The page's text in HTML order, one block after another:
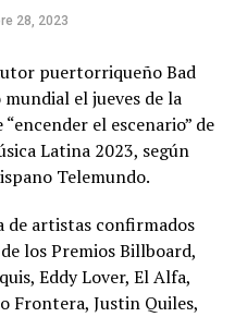
28, 2023
puertorriqueño Bad
el jueves de la
el escenario” de
Latina 2023, según
Telemundo.
de artistas confirmados
los Premios Billboard,
Eddy Lover, El Alfa,
Frontera, Justin Quiles,